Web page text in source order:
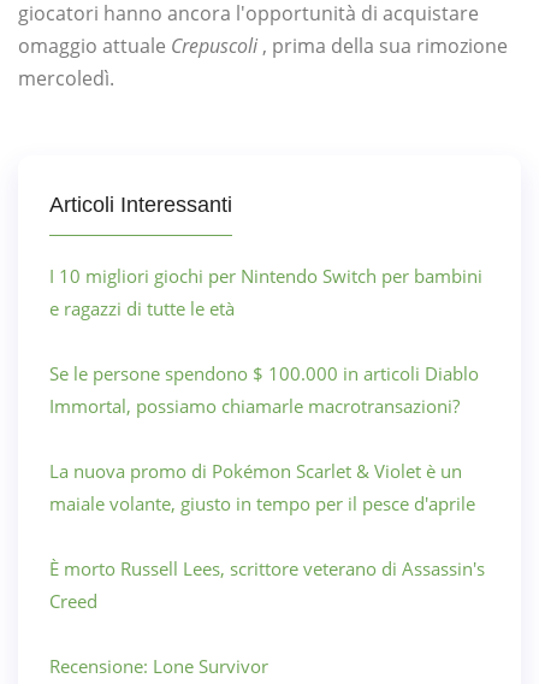
giocatori hanno ancora l'opportunità di acquistare
omaggio attuale Crepuscoli , prima della sua rimozione
mercoledì.
Articoli Interessanti
I 10 migliori giochi per Nintendo Switch per bambini
e ragazzi di tutte le età
Se le persone spendono $ 100.000 in articoli Diablo
Immortal, possiamo chiamarle macrotransazioni?
La nuova promo di Pokémon Scarlet & Violet è un
maiale volante, giusto in tempo per il pesce d'aprile
È morto Russell Lees, scrittore veterano di Assassin's
Creed
Recensione: Lone Survivor